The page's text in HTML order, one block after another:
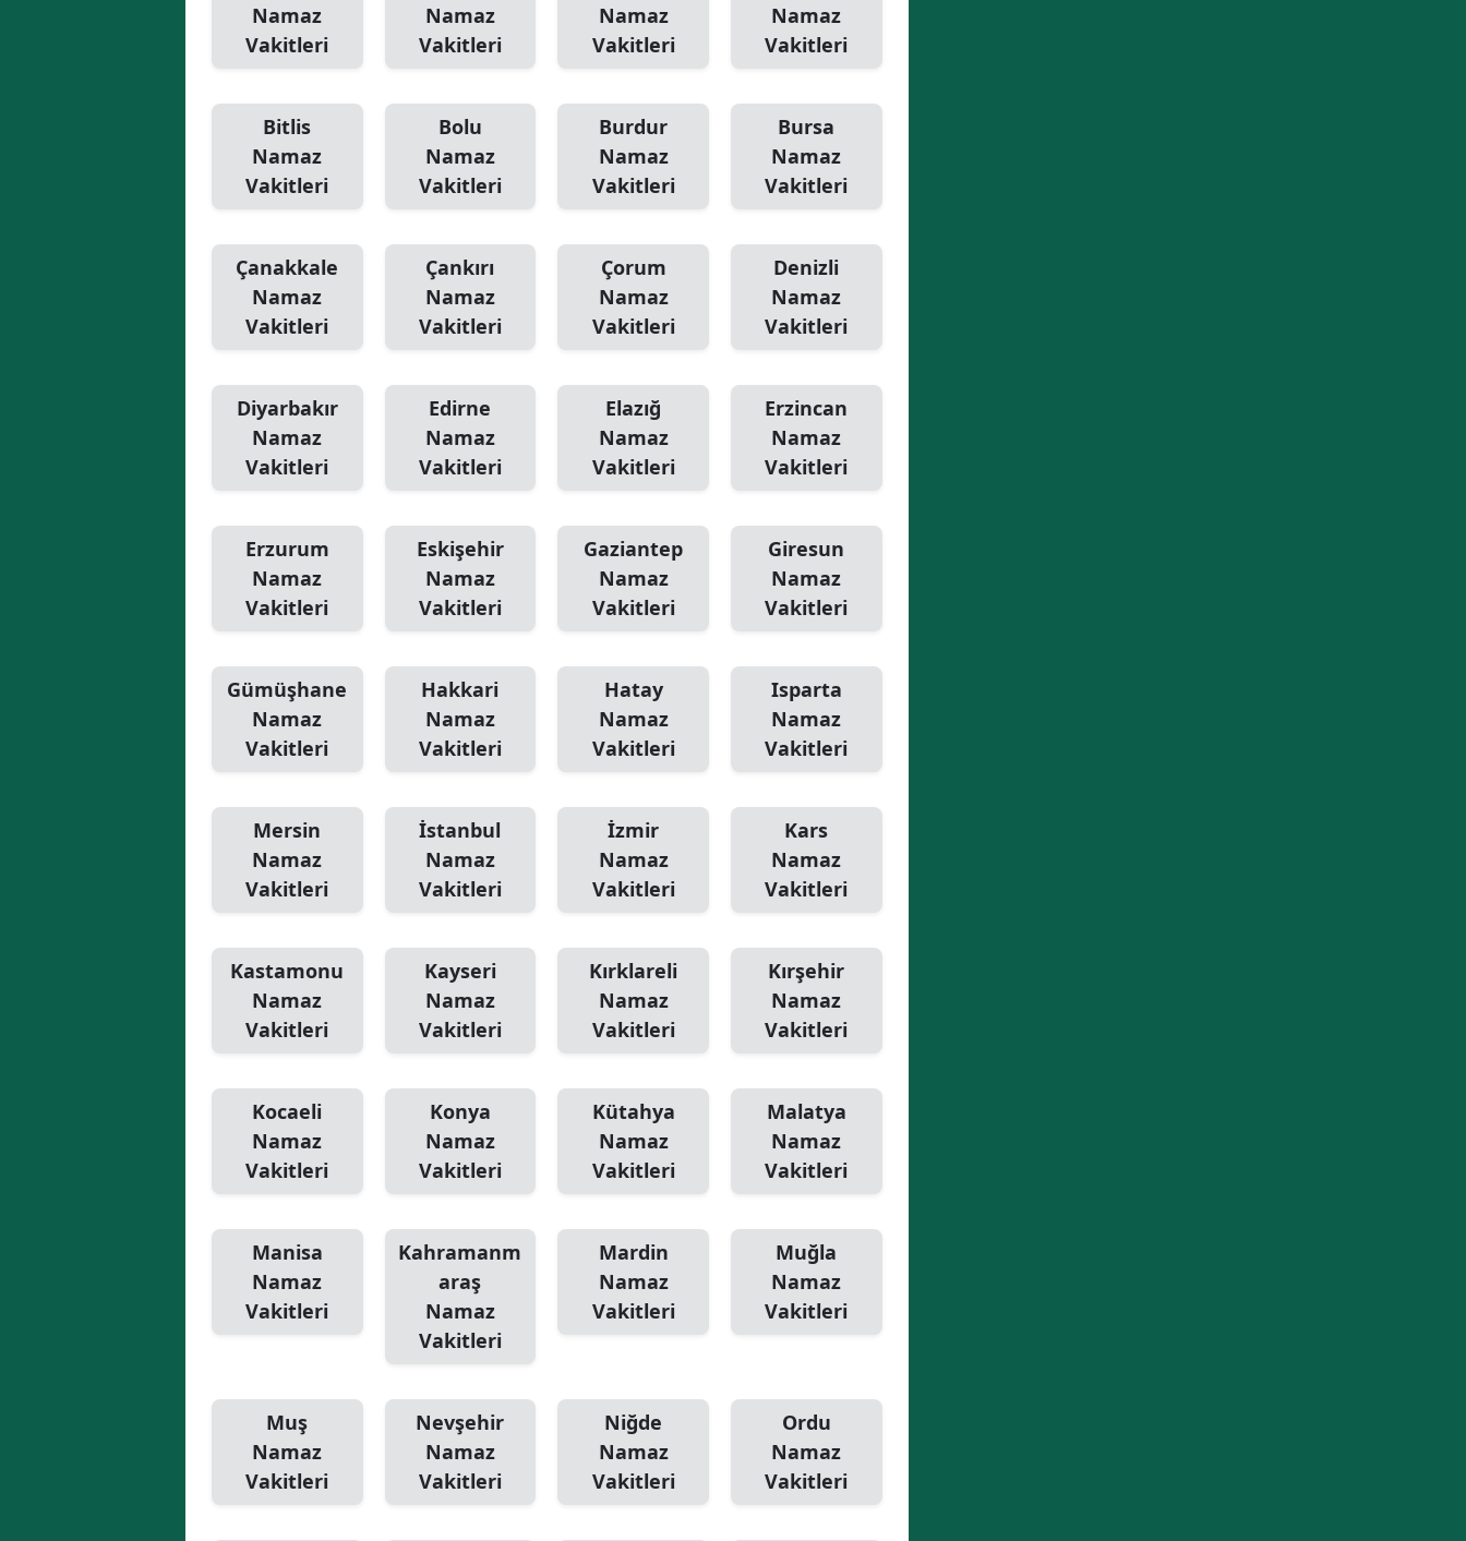
Sakarya
Samsun
Sivas
Trabzon
Şırnak
Iğdır
Yalova
Osmaniye
Namaz
Vakitleri
Namaz
Vakitleri
Namaz
Vakitleri
Namaz
Vakitleri
Bitlis
Namaz
Vakitleri
Bolu
Namaz
Vakitleri
Burdur
Namaz
Vakitleri
Bursa
Namaz
Vakitleri
Çanakkale
Namaz
Vakitleri
Çankırı
Namaz
Vakitleri
Çorum
Namaz
Vakitleri
Denizli
Namaz
Vakitleri
Diyarbakır
Namaz
Vakitleri
Edirne
Namaz
Vakitleri
Elazığ
Namaz
Vakitleri
Erzincan
Namaz
Vakitleri
Erzurum
Namaz
Vakitleri
Eskişehir
Namaz
Vakitleri
Gaziantep
Namaz
Vakitleri
Giresun
Namaz
Vakitleri
Gümüşhane
Namaz
Vakitleri
Hakkari
Namaz
Vakitleri
Hatay
Namaz
Vakitleri
Isparta
Namaz
Vakitleri
Mersin
Namaz
Vakitleri
İstanbul
Namaz
Vakitleri
İzmir
Namaz
Vakitleri
Kars
Namaz
Vakitleri
Kastamonu
Namaz
Vakitleri
Kayseri
Namaz
Vakitleri
Kırklareli
Namaz
Vakitleri
Kırşehir
Namaz
Vakitleri
Kocaeli
Namaz
Vakitleri
Konya
Namaz
Vakitleri
Kütahya
Namaz
Vakitleri
Malatya
Namaz
Vakitleri
Manisa
Namaz
Vakitleri
Kahramanm
araş
Namaz
Vakitleri
Mardin
Namaz
Vakitleri
Muğla
Namaz
Vakitleri
Muş
Namaz
Vakitleri
Nevşehir
Namaz
Vakitleri
Niğde
Namaz
Vakitleri
Ordu
Namaz
Vakitleri